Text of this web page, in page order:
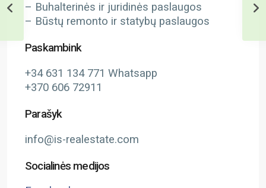
– Buhalterinės ir juridinės paslaugos
– Būstų remonto ir statybų paslaugos
Paskambink
+34 631 134 771 Whatsapp
+370 606 72911
Parašyk
info@is-realestate.com
Socialinės medijos